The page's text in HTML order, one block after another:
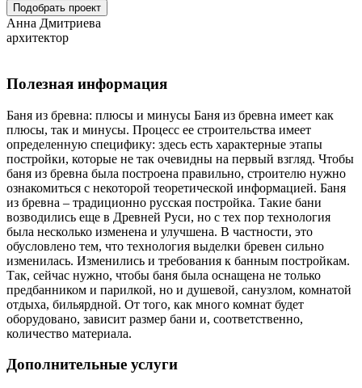
Подобрать проект
Анна Дмитриева
архитектор
Полезная информация
Баня из бревна: плюсы и минусы Баня из бревна имеет как
плюсы, так и минусы. Процесс ее строительства имеет
определенную специфику: здесь есть характерные этапы
постройки, которые не так очевидны на первый взгляд. Чтобы
баня из бревна была построена правильно, строителю нужно
ознакомиться с некоторой теоретической информацией. Баня
из бревна – традиционно русская постройка. Такие бани
возводились еще в Древней Руси, но с тех пор технология
была несколько изменена и улучшена. В частности, это
обусловлено тем, что технология выделки бревен сильно
изменилась. Изменились и требования к банным постройкам.
Так, сейчас нужно, чтобы баня была оснащена не только
предбанником и парилкой, но и душевой, санузлом, комнатой
отдыха, бильярдной. От того, как много комнат будет
оборудовано, зависит размер бани и, соответственно,
количество материала.
Дополнительные услуги